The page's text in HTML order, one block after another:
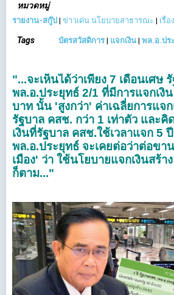
หมวดหมู่
รายงาน-สกู๊ป | ข่าวเด่น นโยบายสาธารณะ | เรื่
Tags บัตรสวัสดิการ | แจกเงิน | พล.อ.ปร
"...จะเห็นได้ว่าเพียง 7 เดือนเศษ
พล.อ.ประยุทธ์ 2/1 ที่มีการแจกเงิ
บาท นั้น 'สูงกว่า' ค่าเฉลี่ยการแจ
รัฐบาล คสช. กว่า 1 เท่าตัว และคิ
เงินที่รัฐบาล คสช.ใช้เวลาแจก 5
พล.อ.ประยุทธ์ จะเคยต่อว่าต่อขา
เมือง' ว่า ใช้นโยบายแจกเงินสร้า
ก็ตาม..."